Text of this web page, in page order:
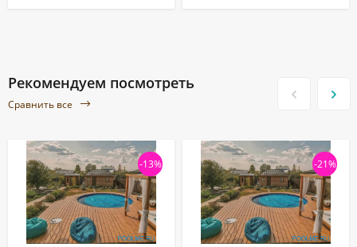
Рекомендуем посмотреть
Сравнить все
-13% -21%